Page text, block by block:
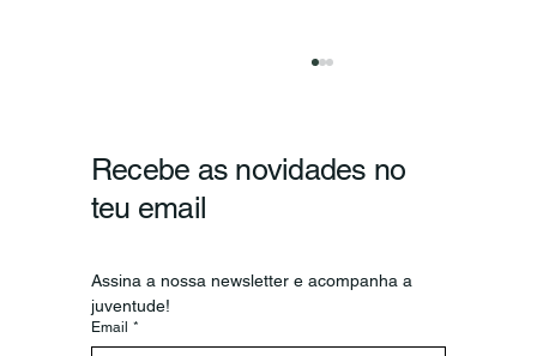
Secretário-Geral da OIJ visita o
Recebe as novidades no
teu email
Assina a nossa newsletter e acompanha a
juventude!
Email *